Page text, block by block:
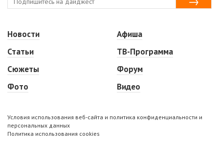
Новости
Статьи
Сюжеты
Фото
Афиша
ТВ-Программа
Форум
Видео
Условия использования веб-сайта и политика конфиденциальности и
персональных данных
Политика использования cookies